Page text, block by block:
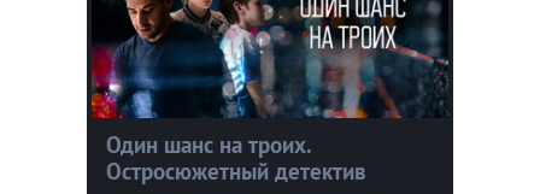
Один шанс на троих.
Остросюжетный детектив